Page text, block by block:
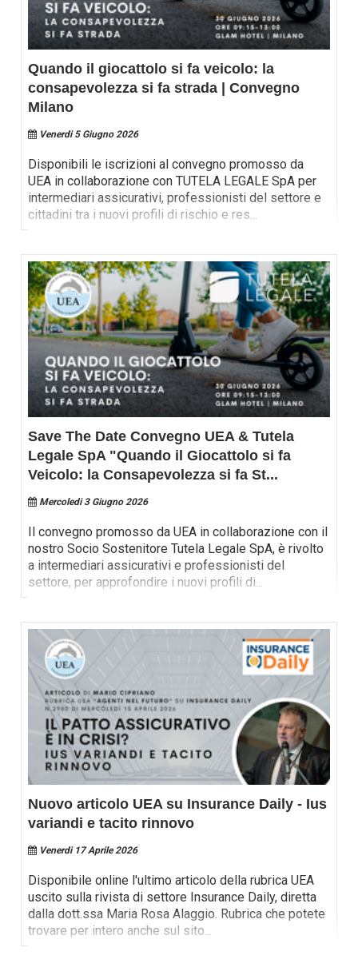
Quando il giocattolo si fa veicolo: la
consapevolezza si fa strada | Convegno
Milano
Venerdi 5 Giugno 2026
Disponibili le iscrizioni al convegno promosso da
UEA in collaborazione con TUTELA LEGALE SpA per
intermediari assicurativi, professionisti del settore e
cittadini tra i nuovi profili di rischio e res...
Save The Date Convegno UEA & Tutela
Legale SpA "Quando il Giocattolo si fa
Veicolo: la Consapevolezza si fa St...
Mercoledi 3 Giugno 2026
Il convegno promosso da UEA in collaborazione con il
nostro Socio Sostenitore Tutela Legale SpA, è rivolto
a intermediari assicurativi e professionisti del
settore, per approfondire i nuovi profili di...
Nuovo articolo UEA su Insurance Daily - Ius
variandi e tacito rinnovo
Venerdi 17 Aprile 2026
Disponibile online l'ultimo articolo della rubrica UEA
uscito sulla rivista di settore Insurance Daily, diretta
dalla dott.ssa Maria Rosa Alaggio. Rubrica che potete
trovare per intero anche sul sito...